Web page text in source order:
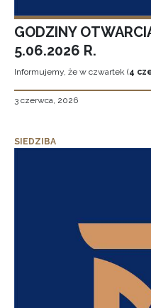
GODZINY
5.06.2026 R.
Informujemy, że w czwartek (4
3 czerwca, 2026
SIEDZIBA